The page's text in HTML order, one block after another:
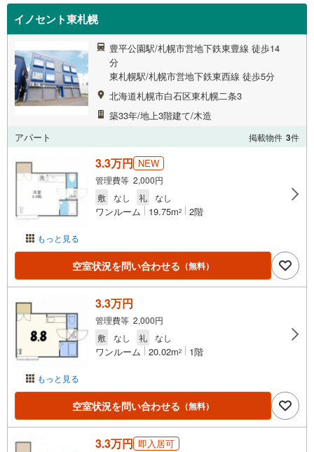
イノセント東札幌
豊平公園駅/札幌市営地下鉄東豊線 徒歩14
分
東札幌駅/札幌市営地下鉄東西線 徒歩5分
北海道札幌市白石区東札幌二条3
築33年/地上3階建て/木造
アパート
掲載物件 3件
もっと見る
3.3万円 NEW
管理費等 2,000円
敷
なし 礼 なし
ワンルーム 19.75m2 2階
空室状況を問い合わせる （無料）
もっと見る
3.3万円
管理費等 2,000円
敷
なし 礼 なし
ワンルーム 20.02m2 1階
空室状況を問い合わせる （無料）
3.3万円 即入居可